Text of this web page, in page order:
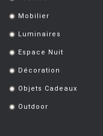
. Mobilier
. Luminaires
. Espace Nuit
. Décoration
. Objets Cadeaux
. Outdoor